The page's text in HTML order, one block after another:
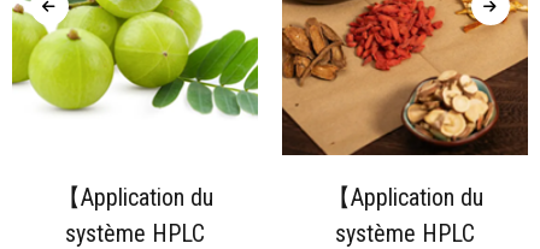
【Application du
système HPLC
【Application du
système HPLC